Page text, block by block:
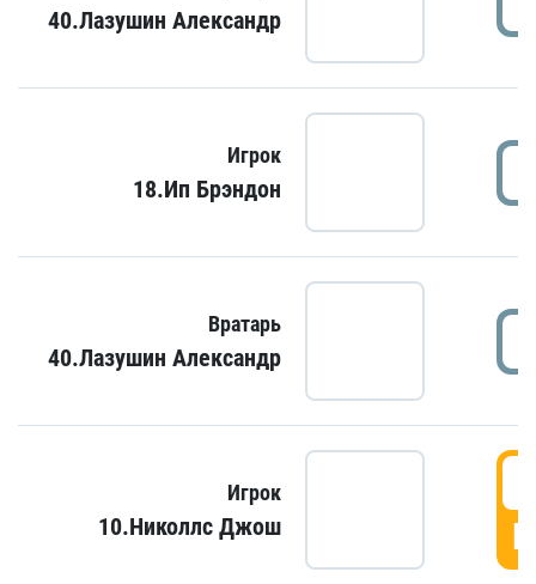
40.Лазушин Александр
Игрок
18.Ип Брэндон
Вратарь
40.Лазушин Александр
Игрок
10.Николлс Джош